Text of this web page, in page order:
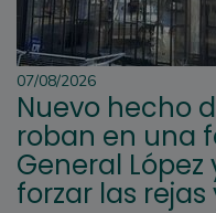
07/08/2026
Nuevo hecho
roban en una
General
forzar las